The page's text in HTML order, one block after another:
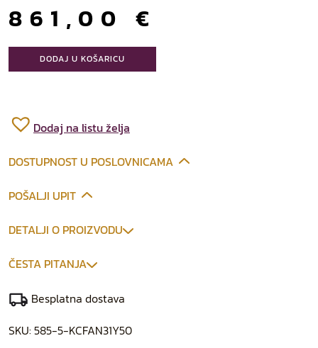
861,00 €
DODAJ U KOŠARICU
Dodaj na listu želja
DOSTUPNOST U POSLOVNICAMA
POŠALJI UPIT
DETALJI O PROIZVODU
ČESTA PITANJA
Besplatna dostava
SKU: 585-5-KCFAN31Y50